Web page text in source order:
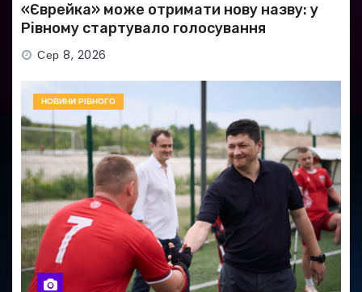
«Єврейка» може отримати нову назву: у
Рівному стартувало голосування
Сер 8, 2026
НОВИНИ РІВНОГО